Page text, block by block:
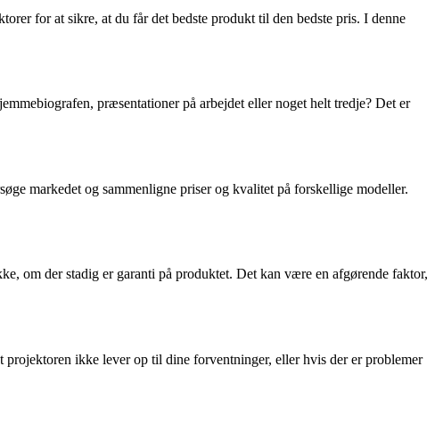
for at sikre, at du får det bedste produkt til den bedste pris. I denne
præsentationer på arbejdet eller noget helt tredje? Det er
markedet og sammenligne priser og kvalitet på forskellige modeller.
om der stadig er garanti på produktet. Det kan være en afgørende faktor,
ikke lever op til dine forventninger, eller hvis der er problemer